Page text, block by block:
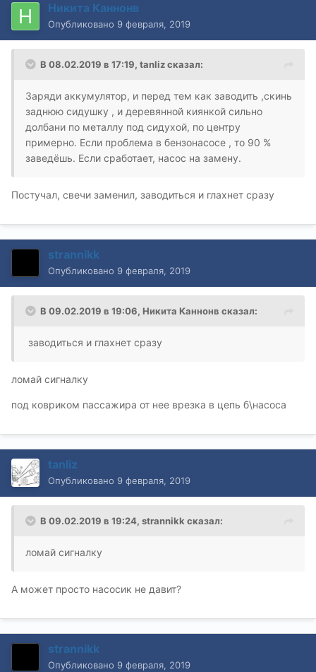
Никита Каннонв
Опубликовано 9 февраля, 2019
В 08.02.2019 в 17:19, tanlizсказал:
Заряди аккумулятор, и перед тем как заводить ,скинь
заднюю сидушку , и деревянной киянкой сильно
долбани по металлу под сидухой, по центру
примерно. Если проблема в бензонасосе , то 90 %
заведёшь. Если сработает, насос на замену.
Постучал, свечи заменил, заводиться и глахнет сразу
strannikk
Опубликовано 9 февраля, 2019
В 09.02.2019 в 19:06, Никита Каннонв сказал:
заводиться и глахнет сразу
ломай сигналку
под ковриком пассажира от нее врезка в цепь б\насоса
tanliz
Опубликовано 9 февраля, 2019
В 09.02.2019 в 19:24, strannikk сказал:
ломай сигналку
А может просто насосик не давит?
strannikk
Опубликовано 9 февраля, 2019